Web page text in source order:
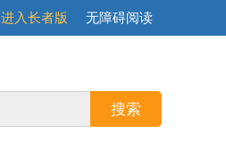
进入长者版 无障碍阅读